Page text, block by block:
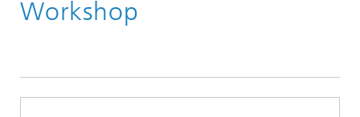
Messen|Veranstaltungen
Workshop